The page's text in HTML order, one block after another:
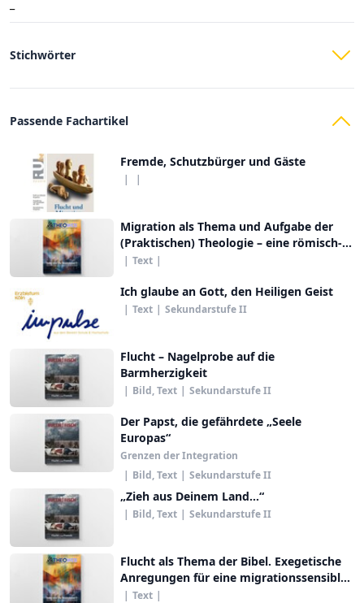
Stichwörter
Passende Fachartikel
Fremde, Schutzbürger und Gäste
| |
Migration als Thema und Aufgabe der
(Praktischen) Theologie – eine römisch-
katholische Perspektive
| Text |
Ich glaube an Gott, den Heiligen Geist
| Text | Sekundarstufe II
Flucht – Nagelprobe auf die
Barmherzigkeit
| Bild, Text | Sekundarstufe II
Der Papst, die gefährdete „Seele
Europas“
Grenzen der Integration
| Bild, Text | Sekundarstufe II
„Zieh aus Deinem Land…“
| Bild, Text | Sekundarstufe II
Flucht als Thema der Bibel. Exegetische
Anregungen für eine migrationssensible
Bibeldidaktik
| Text |